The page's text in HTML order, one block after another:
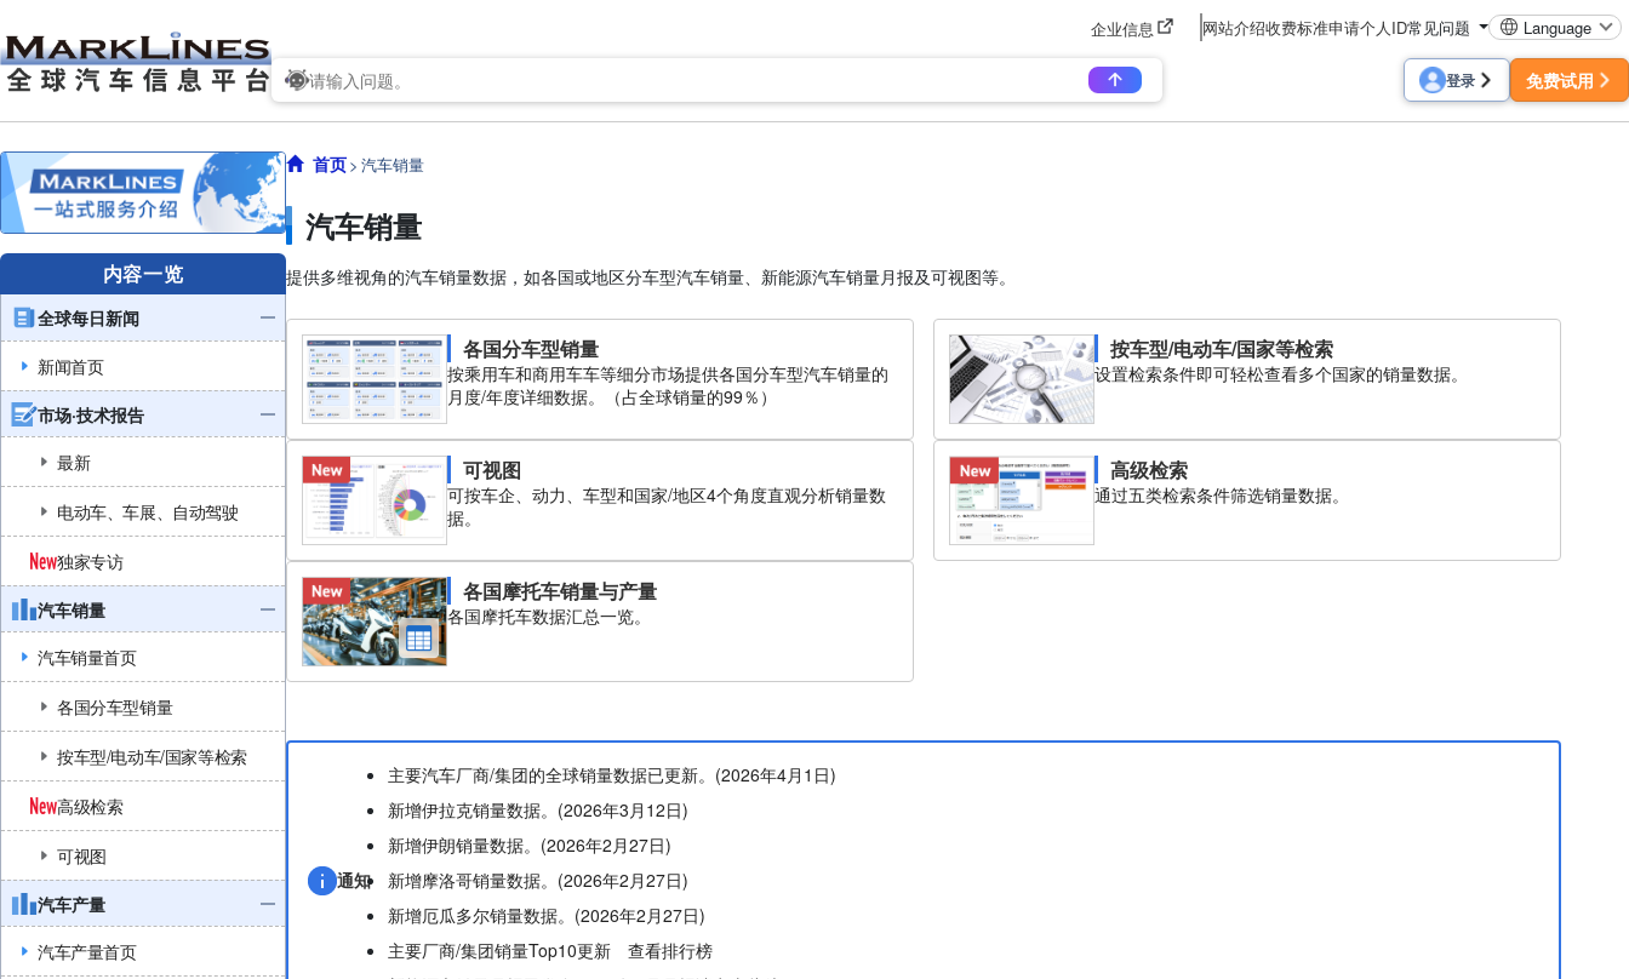
企业信息 网站介绍收费标准申请个人ID常见问题 Language
登录 免费试用
内容一览
全球每日新闻
新闻首页
市场·技术报告
最新
电动车、车展、自动驾驶
独家专访
汽车销量
汽车销量首页
各国分车型销量
按车型/电动车/国家等检索
高级检索
可视图
汽车产量
汽车产量首页
首页 汽车销量
汽车销量
提供多维视角的汽车销量数据，如各国或地区分车型汽车销量、新能源汽车销量月报及可视图等。
各国分车型销量
按乘用车和商用车车等细分市场提供各国分车型汽车销量的
月度/年度详细数据。（占全球销量的99％）
按车型/电动车/国家等检索
设置检索条件即可轻松查看多个国家的销量数据。
可视图
可按车企、动力、车型和国家/地区4个角度直观分析销量数
据。
高级检索
通过五类检索条件筛选销量数据。
各国摩托车销量与产量
各国摩托车数据汇总一览。
通知
主要汽车厂商/集团的全球销量数据已更新。(2026年4月1日)
新增伊拉克销量数据。(2026年3月12日)
新增伊朗销量数据。(2026年2月27日)
新增摩洛哥销量数据。(2026年2月27日)
新增厄瓜多尔销量数据。(2026年2月27日)
主要厂商/集团销量Top10更新 查看排行榜